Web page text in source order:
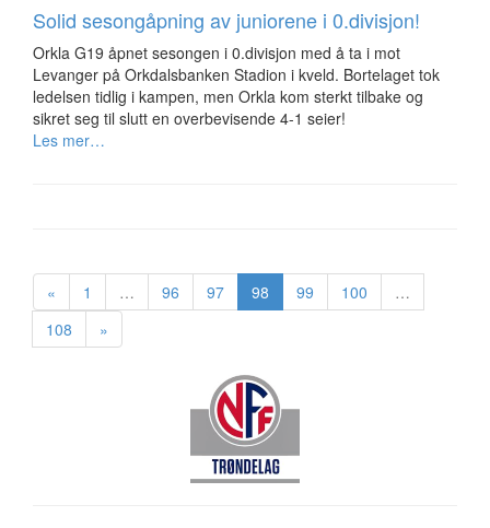
Solid sesongåpning av juniorene i 0.divisjon!
Orkla G19 åpnet sesongen i 0.divisjon med å ta i mot
Levanger på Orkdalsbanken Stadion i kveld. Bortelaget tok
ledelsen tidlig i kampen, men Orkla kom sterkt tilbake og
sikret seg til slutt en overbevisende 4-1 seier!
Les mer…
« 1 … 96 97 98 99 100
…
108
»